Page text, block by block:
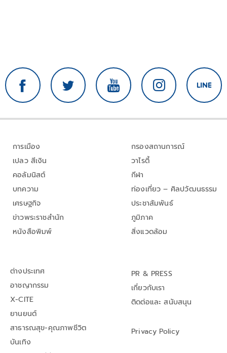
การเมือง
เปลว สีเงิน
คอลัมนิสต์
บทความ
เศรษฐกิจ
ข่าวพระราชสำนัก
หนังสือพิมพ์
กรองสถานการณ์
วาไรตี้
กีฬา
ท่องเที่ยว – ศิลปวัฒนธรรม
ประชาสัมพันธ์
ภูมิภาค
สิ่งแวดล้อม
ต่างประเทศ
อาชญากรรม
X-CITE
ยานยนต์
สาธารณสุข-คุณภาพชีวิต
บันเทิง
PR & PRESS
เกี่ยวกับเรา
ติดต่อและ สนับสนุน
Privacy Policy